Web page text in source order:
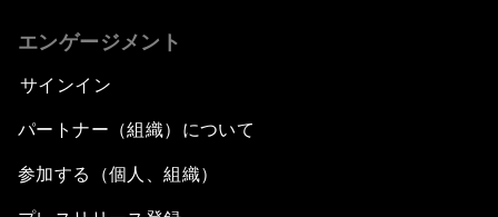
エンゲージメント
サインイン
パートナー（組織）について
参加する（個人、組織）